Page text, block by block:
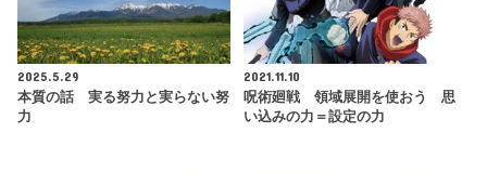
2025.5.29
本質の話 実る努力と実らない努
力
2021.11.10
呪術廻戦 領域展開を使おう 思
い込みの力＝設定の力